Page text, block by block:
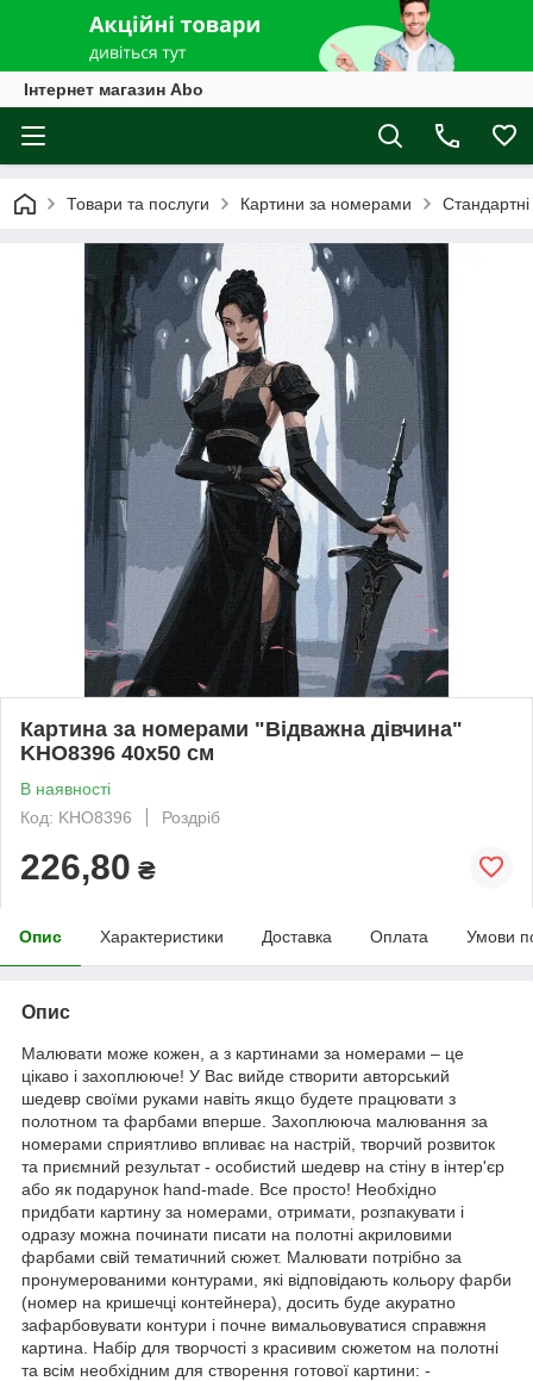
Інтернет магазин Abo
Товари та послуги Картини за номерами
Картина за номерами "Відважна дівчина"
KHO8396 40х50 см
В наявності
Код: KHO8396
Роздріб
226,80 ₴
Опис Характеристики Доставка Оплата Умови
Опис
Малювати може кожен, а з картинами за номерами – це
цікаво і захоплююче! У Вас вийде створити авторський
шедевр своїми руками навіть якщо будете працювати з
полотном та фарбами вперше. Захоплююча малювання за
номерами сприятливо впливає на настрій, творчий розвиток
та приємний результат - особистий шедевр на стіну в інтер'єр
або як подарунок hand-made. Все просто! Необхідно
придбати картину за номерами, отримати, розпакувати і
одразу можна починати писати на полотні акриловими
фарбами свій тематичний сюжет. Малювати потрібно за
пронумерованими контурами, які відповідають кольору фарби
(номер на кришечці контейнера), досить буде акуратно
зафарбовувати контури і почне вимальовуватися справжня
картина. Набір для творчості з красивим сюжетом на полотні
та всім необхідним для створення готової картини: -